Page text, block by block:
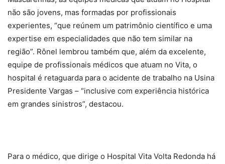
não são jovens, mas formadas por profissionais
experientes, “que reúnem um patrimônio científico e uma
expertise em especialidades que não tem similar na
região”. Rônel lembrou também que, além da excelente,
equipe de profissionais médicos que atuam no Vita, o
hospital é retaguarda para o acidente de trabalho na Usina
Presidente Vargas – “inclusive com experiência histórica
em grandes sinistros”, destacou.
Para o médico, que dirige o Hospital Vita Volta Redonda há